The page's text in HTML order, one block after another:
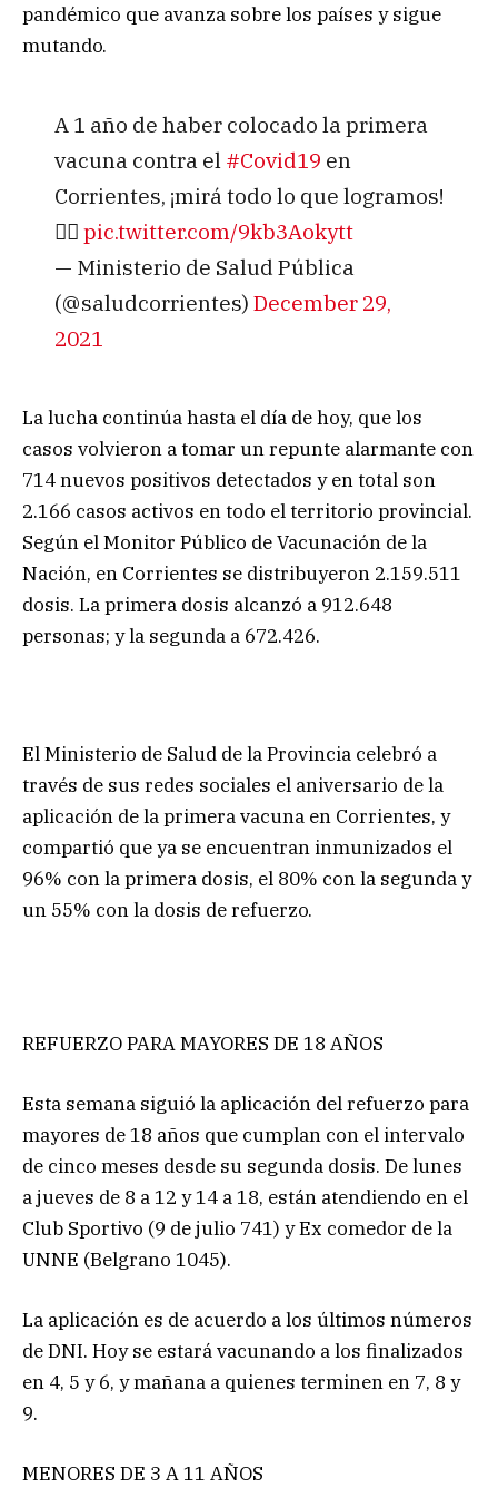
pandémico que avanza sobre los países y sigue
mutando.
A 1 año de haber colocado la primera
vacuna contra el #Covid19 en
Corrientes, ¡mirá todo lo que logramos!
👇🏼 pic.twitter.com/9kb3Aokytt
— Ministerio de Salud Pública
(@saludcorrientes) December 29,
2021
La lucha continúa hasta el día de hoy, que los
casos volvieron a tomar un repunte alarmante con
714 nuevos positivos detectados y en total son
2.166 casos activos en todo el territorio provincial.
Según el Monitor Público de Vacunación de la
Nación, en Corrientes se distribuyeron 2.159.511
dosis. La primera dosis alcanzó a 912.648
personas; y la segunda a 672.426.
El Ministerio de Salud de la Provincia celebró a
través de sus redes sociales el aniversario de la
aplicación de la primera vacuna en Corrientes, y
compartió que ya se encuentran inmunizados el
96% con la primera dosis, el 80% con la segunda y
un 55% con la dosis de refuerzo.
REFUERZO PARA MAYORES DE 18 AÑOS
Esta semana siguió la aplicación del refuerzo para
mayores de 18 años que cumplan con el intervalo
de cinco meses desde su segunda dosis. De lunes
a jueves de 8 a 12 y 14 a 18, están atendiendo en el
Club Sportivo (9 de julio 741) y Ex comedor de la
UNNE (Belgrano 1045).
La aplicación es de acuerdo a los últimos números
de DNI. Hoy se estará vacunando a los finalizados
en 4, 5 y 6, y mañana a quienes terminen en 7, 8 y
9.
MENORES DE 3 A 11 AÑOS